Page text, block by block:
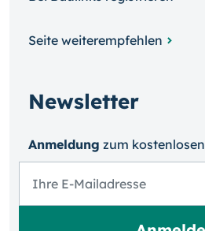
Seite weiterempfehlen
Newsletter
Anmeldung zum kosten­losen